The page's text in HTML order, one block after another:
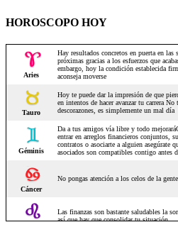
HOROSCOPO HOY